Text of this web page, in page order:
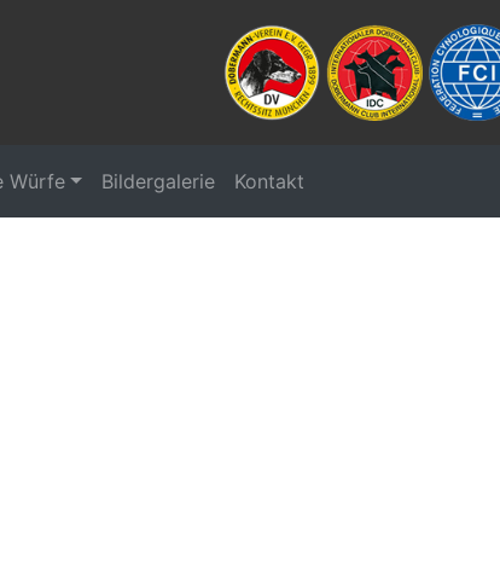
Würfe Bildergalerie Kontakt